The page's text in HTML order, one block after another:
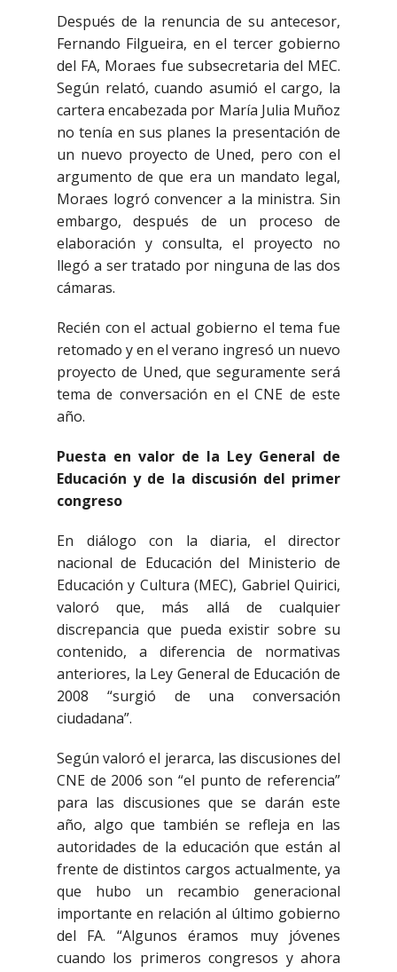
Después de la renuncia de su antecesor,
Fernando Filgueira, en el tercer gobierno
del FA, Moraes fue subsecretaria del MEC.
Según relató, cuando asumió el cargo, la
cartera encabezada por María Julia Muñoz
no tenía en sus planes la presentación de
un nuevo proyecto de Uned, pero con el
argumento de que era un mandato legal,
Moraes logró convencer a la ministra. Sin
embargo, después de un proceso de
elaboración y consulta, el proyecto no
llegó a ser tratado por ninguna de las dos
cámaras.
Recién con el actual gobierno el tema fue
retomado y en el verano ingresó un nuevo
proyecto de Uned, que seguramente será
tema de conversación en el CNE de este
año.
Puesta en valor de la Ley General de
Educación y de la discusión del primer
congreso
En diálogo con la diaria, el director
nacional de Educación del Ministerio de
Educación y Cultura (MEC), Gabriel Quirici,
valoró que, más allá de cualquier
discrepancia que pueda existir sobre su
contenido, a diferencia de normativas
anteriores, la Ley General de Educación de
2008 “surgió de una conversación
ciudadana”.
Según valoró el jerarca, las discusiones del
CNE de 2006 son “el punto de referencia”
para las discusiones que se darán este
año, algo que también se refleja en las
autoridades de la educación que están al
frente de distintos cargos actualmente, ya
que hubo un recambio generacional
importante en relación al último gobierno
del FA. “Algunos éramos muy jóvenes
cuando los primeros congresos y ahora